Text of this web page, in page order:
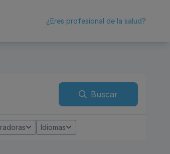
¿Eres profesional de la salud?
Buscar
Idiomas